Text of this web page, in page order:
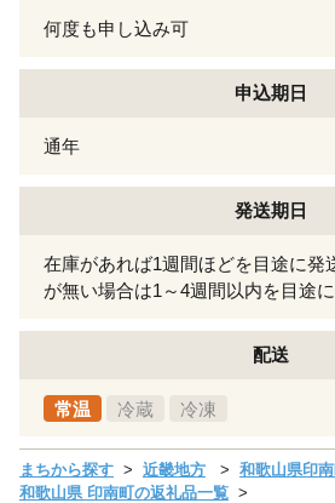
何度も申し込み可
申込期日
通年
発送期日
在庫があれば1週間ほどを目途に発
が無い場合は1～4週間以内を目途
配送
常温 冷蔵 冷凍
まちから探す 近畿地方
和歌山県印
和歌山県 印南町の返礼品一覧